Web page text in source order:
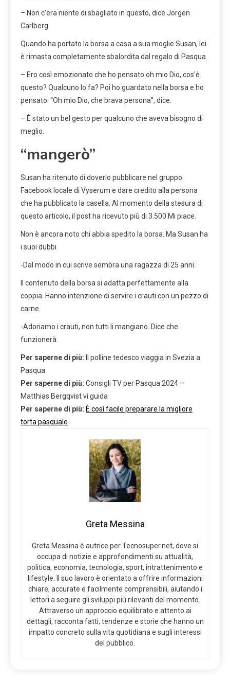
– Non c'era niente di sbagliato in questo, dice Jorgen
Carlberg.
Quando ha portato la borsa a casa a sua moglie Susan, lei
è rimasta completamente sbalordita dal regalo di Pasqua.
– Ero così emozionato che ho pensato oh mio Dio, cos'è
questo? Qualcuno lo fa? Poi ho guardato nella borsa e ho
pensato: “Oh mio Dio, che brava persona”, dice.
– È stato un bel gesto per qualcuno che aveva bisogno di
meglio.
“mangerò”
Susan ha ritenuto di doverlo pubblicare nel gruppo
Facebook locale di Vyserum e dare credito alla persona
che ha pubblicato la casella. Al momento della stesura di
questo articolo, il post ha ricevuto più di 3.500 Mi piace.
Non è ancora noto chi abbia spedito la borsa. Ma Susan ha
i suoi dubbi.
-Dal modo in cui scrive sembra una ragazza di 25 anni.
Il contenuto della borsa si adatta perfettamente alla
coppia. Hanno intenzione di servire i crauti con un pezzo di
carne.
-Adoriamo i crauti, non tutti li mangiano. Dice che
funzionerà.
Per saperne di più:
Il polline tedesco viaggia in Svezia a
Pasqua
Per saperne di più: Consigli TV per Pasqua 2024 –
Matthias Bergqvist vi guida
Per saperne di più: È così facile preparare la migliore
torta pasquale
Greta Messina
Greta Messina è autrice per Tecnosuper.net, dove si
occupa di notizie e approfondimenti su attualità,
politica, economia, tecnologia, sport, intrattenimento e
lifestyle. Il suo lavoro è orientato a offrire informazioni
chiare, accurate e facilmente comprensibili, aiutando i
lettori a seguire gli sviluppi più rilevanti del momento.
Attraverso un approccio equilibrato e attento ai
dettagli, racconta fatti, tendenze e storie che hanno un
impatto concreto sulla vita quotidiana e sugli interessi
del pubblico.